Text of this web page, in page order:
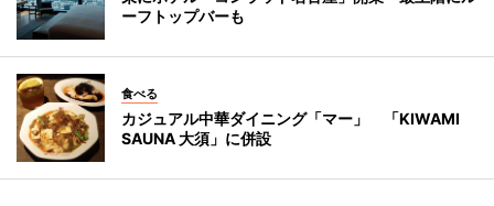
ーフトップバーも
食べる
カジュアル中華ダイニング「マー」 「KIWAMI
SAUNA 大須」に併設